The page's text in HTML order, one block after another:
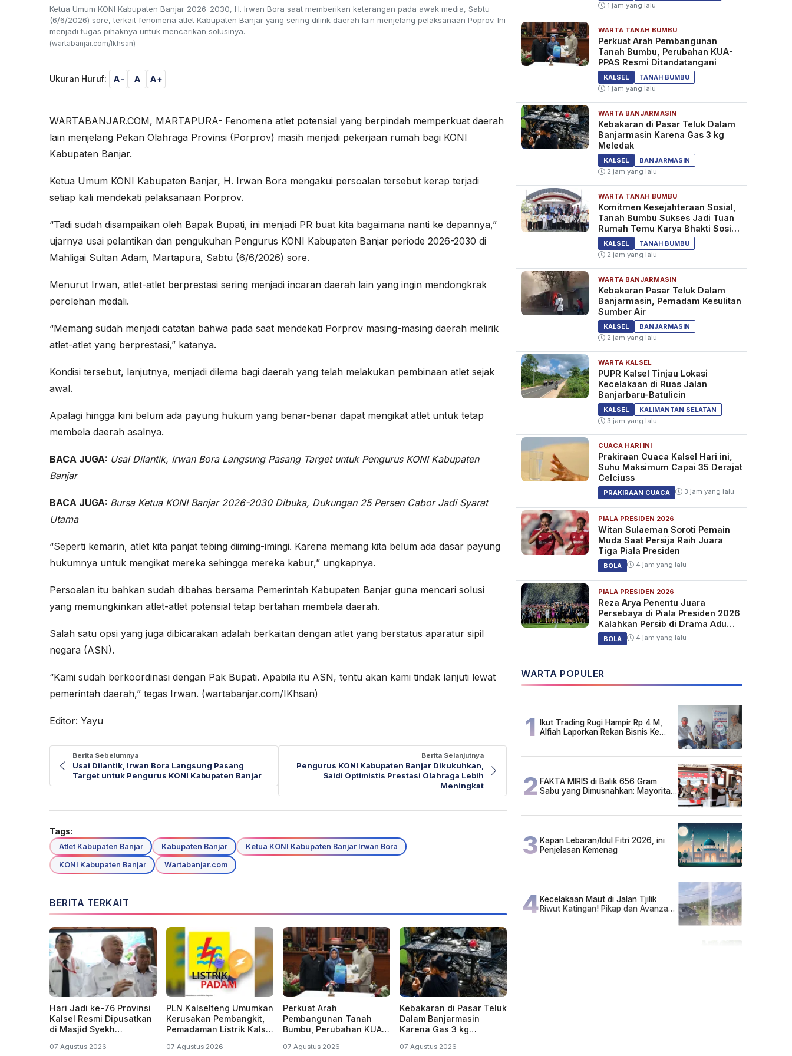
Ketua Umum KONI Kabupaten Banjar 2026-2030, H. Irwan Bora saat memberikan keterangan pada awak media, Sabtu
(6/6/2026) sore, terkait fenomena atlet Kabupaten Banjar yang sering dilirik daerah lain menjelang pelaksanaan Poprov. Ini
menjadi tugas pihaknya untuk mencarikan solusinya.
(wartabanjar.com/Ikhsan)
Ukuran Huruf: A- A A+
WARTABANJAR.COM, MARTAPURA- Fenomena atlet potensial yang berpindah memperkuat daerah
lain menjelang Pekan Olahraga Provinsi (Porprov) masih menjadi pekerjaan rumah bagi KONI
Kabupaten Banjar.
Ketua Umum KONI Kabupaten Banjar, H. Irwan Bora mengakui persoalan tersebut kerap terjadi
setiap kali mendekati pelaksanaan Porprov.
“Tadi sudah disampaikan oleh Bapak Bupati, ini menjadi PR buat kita bagaimana nanti ke depannya,”
ujarnya usai pelantikan dan pengukuhan Pengurus KONI Kabupaten Banjar periode 2026-2030 di
Mahligai Sultan Adam, Martapura, Sabtu (6/6/2026) sore.
Menurut Irwan, atlet-atlet berprestasi sering menjadi incaran daerah lain yang ingin mendongkrak
perolehan medali.
“Memang sudah menjadi catatan bahwa pada saat mendekati Porprov masing-masing daerah melirik
atlet-atlet yang berprestasi,” katanya.
Kondisi tersebut, lanjutnya, menjadi dilema bagi daerah yang telah melakukan pembinaan atlet sejak
awal.
Apalagi hingga kini belum ada payung hukum yang benar-benar dapat mengikat atlet untuk tetap
membela daerah asalnya.
BACA JUGA: Usai Dilantik, Irwan Bora Langsung Pasang Target untuk Pengurus KONI Kabupaten
Banjar
BACA JUGA: Bursa Ketua KONI Banjar 2026-2030 Dibuka, Dukungan 25 Persen Cabor Jadi Syarat
Utama
“Seperti kemarin, atlet kita panjat tebing diiming-imingi. Karena memang kita belum ada dasar payung
hukumnya untuk mengikat mereka sehingga mereka kabur,” ungkapnya.
Persoalan itu bahkan sudah dibahas bersama Pemerintah Kabupaten Banjar guna mencari solusi
yang memungkinkan atlet-atlet potensial tetap bertahan membela daerah.
Salah satu opsi yang juga dibicarakan adalah berkaitan dengan atlet yang berstatus aparatur sipil
negara (ASN).
“Kami sudah berkoordinasi dengan Pak Bupati. Apabila itu ASN, tentu akan kami tindak lanjuti lewat
pemerintah daerah,” tegas Irwan. (wartabanjar.com/IKhsan)
Editor: Yayu
Berita Sebelumnya
Usai Dilantik, Irwan Bora Langsung Pasang
Target untuk Pengurus KONI Kabupaten Banjar
Berita Selanjutnya
Pengurus KONI Kabupaten Banjar Dikukuhkan,
Saidi Optimistis Prestasi Olahraga Lebih
Meningkat
Tags:
Atlet Kabupaten Banjar Kabupaten Banjar Ketua KONI Kabupaten Banjar Irwan Bora
KONI Kabupaten Banjar Wartabanjar.com
BERITA TERKAIT
Hari Jadi ke-76 Provinsi
Kalsel Resmi Dipusatkan
di Masjid Syekh
Banjari
07 Agustus 2026
PLN Kalselteng Umumkan
Kerusakan Pembangkit,
Pemadaman Listrik Kalsel
07 Agustus 2026
Perkuat Arah
Pembangunan Tanah
Bumbu, Perubahan KUA-
Ditandatangani
07 Agustus 2026
Kebakaran di Pasar Teluk
Dalam Banjarmasin
Karena Gas 3 kg
07 Agustus 2026
1 jam yang lalu
WARTA TANAH BUMBU
Perkuat Arah Pembangunan
Tanah Bumbu, Perubahan KUA-
PPAS Resmi Ditandatangani
KALSEL
TANAH BUMBU
1 jam yang lalu
WARTA BANJARMASIN
Kebakaran di Pasar Teluk Dalam
Banjarmasin Karena Gas 3 kg
Meledak
KALSEL
BANJARMASIN
2 jam yang lalu
WARTA TANAH BUMBU
Komitmen Kesejahteraan Sosial,
Tanah Bumbu Sukses Jadi Tuan
Rumah Temu Karya Bhakti Sosial
PSM Ke-23
KALSEL
TANAH BUMBU
2 jam yang lalu
WARTA BANJARMASIN
Kebakaran Pasar Teluk Dalam
Banjarmasin, Pemadam Kesulitan
Sumber Air
KALSEL
BANJARMASIN
2 jam yang lalu
WARTA KALSEL
PUPR Kalsel Tinjau Lokasi
Kecelakaan di Ruas Jalan
Banjarbaru-Batulicin
KALSEL
KALIMANTAN SELATAN
3 jam yang lalu
CUACA HARI INI
Prakiraan Cuaca Kalsel Hari ini,
Suhu Maksimum Capai 35 Derajat
Celciuss
PRAKIRAAN CUACA 3 jam yang lalu
PIALA PRESIDEN 2026
Witan Sulaeman Soroti Pemain
Muda Saat Persija Raih Juara
Tiga Piala Presiden
BOLA 4 jam yang lalu
PIALA PRESIDEN 2026
Reza Arya Penentu Juara
Persebaya di Piala Presiden 2026
Kalahkan Persib di Drama Adu
Penalti
BOLA 4 jam yang lalu
WARTA POPULER
1 Ikut Trading Rugi Hampir Rp 4 M,
Alfiah Laporkan Rekan Bisnis Ke
2 FAKTA MIRIS di Balik 656 Gram
Sabu yang Dimusnahkan: Mayoritas
3 Kapan Lebaran/Idul Fitri 2026, ini
Penjelasan Kemenag
4Kecelakaan Maut di Jalan Tjilik
Riwut Katingan! Pikap dan Avanza